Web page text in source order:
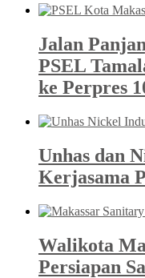
Jalan
PSEL
ke Perpres
Unhas dan
Kerjasama
Walikota
Persiapan